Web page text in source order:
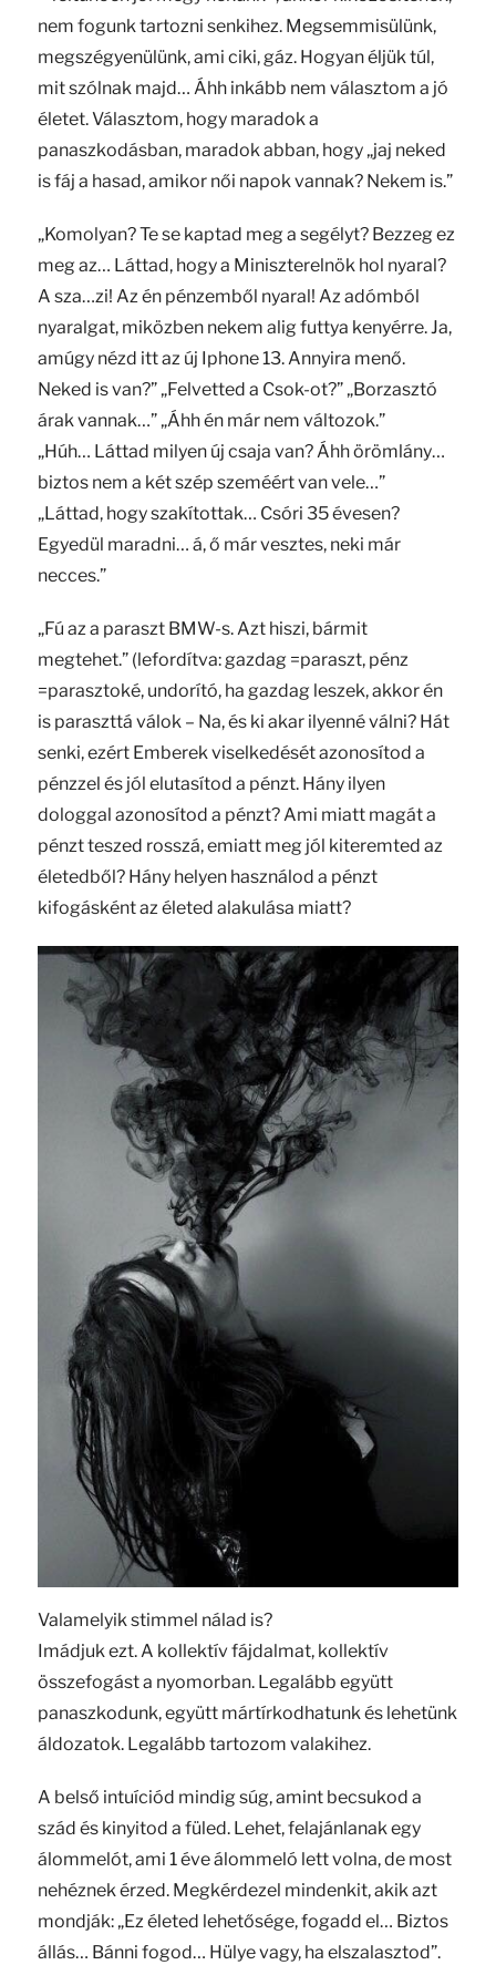
nem fogunk tartozni senkihez. Megsemmisülünk,
megszégyenülünk, ami ciki, gáz. Hogyan éljük túl,
mit szólnak majd… Áhh inkább nem választom a jó
életet. Választom, hogy maradok a
panaszkodásban, maradok abban, hogy „jaj neked
is fáj a hasad, amikor női napok vannak? Nekem is.”
„Komolyan? Te se kaptad meg a segélyt? Bezzeg ez
meg az… Láttad, hogy a Miniszterelnök hol nyaral?
A sza…zi! Az én pénzemből nyaral! Az adómból
nyaralgat, miközben nekem alig futtya kenyérre. Ja,
amúgy nézd itt az új Iphone 13. Annyira menő.
Neked is van?” „Felvetted a Csok-ot?” „Borzasztó
árak vannak…” „Áhh én már nem változok.”
„Húh… Láttad milyen új csaja van? Áhh örömlány…
biztos nem a két szép szeméért van vele…”
„Láttad, hogy szakítottak… Csóri 35 évesen?
Egyedül maradni… á, ő már vesztes, neki már
necces.”
„Fú az a paraszt BMW-s. Azt hiszi, bármit
megtehet.” (lefordítva: gazdag =paraszt, pénz
=parasztoké, undorító, ha gazdag leszek, akkor én
is paraszttá válok – Na, és ki akar ilyenné válni? Hát
senki, ezért Emberek viselkedését azonosítod a
pénzzel és jól elutasítod a pénzt. Hány ilyen
dologgal azonosítod a pénzt? Ami miatt magát a
pénzt teszed rosszá, emiatt meg jól kiteremted az
életedből? Hány helyen használod a pénzt
kifogásként az életed alakulása miatt?
Valamelyik stimmel nálad is?
Imádjuk ezt. A kollektív fájdalmat, kollektív
összefogást a nyomorban. Legalább együtt
panaszkodunk, együtt mártírkodhatunk és lehetünk
áldozatok. Legalább tartozom valakihez.
A belső intuíciód mindig súg, amint becsukod a
szád és kinyitod a füled. Lehet, felajánlanak egy
álommelót, ami 1 éve álommeló lett volna, de most
nehéznek érzed. Megkérdezel mindenkit, akik azt
mondják: „Ez életed lehetősége, fogadd el… Biztos
állás… Bánni fogod… Hülye vagy, ha elszalasztod”.